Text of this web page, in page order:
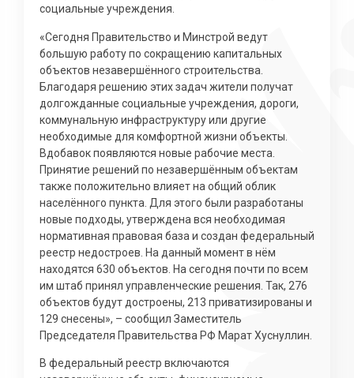
социальные учреждения.
«Сегодня Правительство и Минстрой ведут
большую работу по сокращению капитальных
объектов незавершённого строительства.
Благодаря решению этих задач жители получат
долгожданные социальные учреждения, дороги,
коммунальную инфраструктуру или другие
необходимые для комфортной жизни объекты.
Вдобавок появляются новые рабочие места.
Принятие решений по незавершённым объектам
также положительно влияет на общий облик
населённого пункта. Для этого были разработаны
новые подходы, утверждена вся необходимая
нормативная правовая база и создан федеральный
реестр недостроев. На данный момент в нём
находятся 630 объектов. На сегодня почти по всем
им штаб принял управленческие решения. Так, 276
объектов будут достроены, 213 приватизированы и
129 снесены», – сообщил Заместитель
Председателя Правительства РФ Марат Хуснуллин.
В федеральный реестр включаются